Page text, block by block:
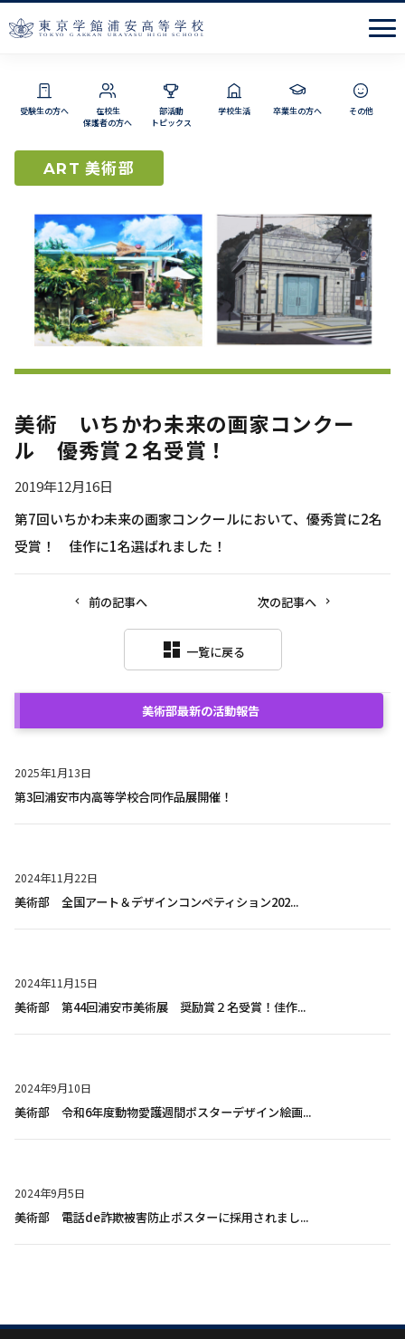
ART 美術部
美術 いちかわ未来の画家コンクー
ル 優秀賞２名受賞！
2019年12月16日
第7回いちかわ未来の画家コンクールにおいて、優秀賞に2名
受賞！ 佳作に1名選ばれました！
前の記事へ
dashboard 一覧に戻る
次の記事へ
美術部最新の活動報告
2025年1月13日
第3回浦安市内高等学校合同作品展開催！
2024年11月22日
美術部 全国アート＆デザインコンペティション202...
2024年11月15日
美術部 第44回浦安市美術展 奨励賞２名受賞！佳作...
2024年9月10日
美術部 令和6年度動物愛護週間ポスターデザイン絵画...
2024年9月5日
美術部 電話de詐欺被害防止ポスターに採用されまし...
受験生の方へ
在校生
保護者の方へ
部活動
トピックス
学校生活 卒業生の方へ その他